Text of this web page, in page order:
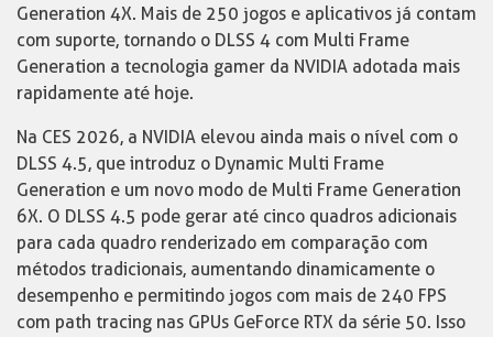
Generation 4X. Mais de 250 jogos e aplicativos já contam
com suporte, tornando o DLSS 4 com Multi Frame
Generation a tecnologia gamer da NVIDIA adotada mais
rapidamente até hoje.
Na CES 2026, a NVIDIA elevou ainda mais o nível com o
DLSS 4.5, que introduz o Dynamic Multi Frame
Generation e um novo modo de Multi Frame Generation
6X. O DLSS 4.5 pode gerar até cinco quadros adicionais
para cada quadro renderizado em comparação com
métodos tradicionais, aumentando dinamicamente o
desempenho e permitindo jogos com mais de 240 FPS
com path tracing nas GPUs GeForce RTX da série 50. Isso